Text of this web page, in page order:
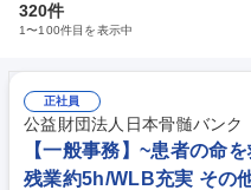
320件
1〜100件目を表示中
正社員
公益財団法人日本骨髄バンク
【一般事務】~患者の命
残業約5h/WLB充実 その